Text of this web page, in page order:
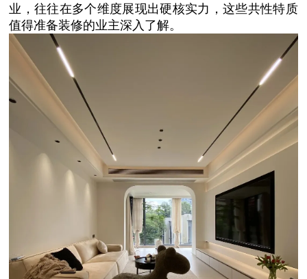
业，往往在多个维度展现出硬核实力，这些共性特质
值得准备装修的业主深入了解。